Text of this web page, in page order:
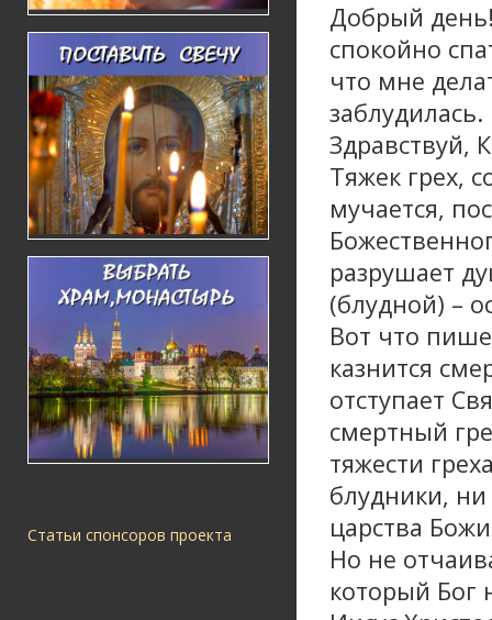
Статьи спонсоров проекта
Добрый
спокойно
что мне
заблудилась.
Здравствуй,
Тяжек грех,
мучается,
разрушает
(блудной) –
Вот что
казнится
отступает
смертный
тяжести
блудники,
царства
Но не
который Бог